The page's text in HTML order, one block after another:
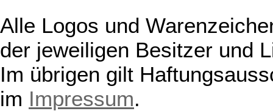
Alle Logos und
der jeweiligen Besitzer und
Im übrigen gilt
im Impressum.